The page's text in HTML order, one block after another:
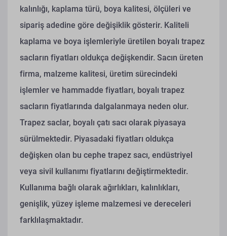
kalınlığı, kaplama türü, boya kalitesi, ölçüleri ve
sipariş adedine göre değişiklik gösterir. Kaliteli
kaplama ve boya işlemleriyle üretilen boyalı trapez
sacların fiyatları oldukça değişkendir. Sacın üreten
firma, malzeme kalitesi, üretim sürecindeki
işlemler ve hammadde fiyatları, boyalı trapez
sacların fiyatlarında dalgalanmaya neden olur.
Trapez saclar, boyalı çatı sacı olarak piyasaya
sürülmektedir. Piyasadaki fiyatları oldukça
değişken olan bu cephe trapez sacı, endüstriyel
veya sivil kullanımı fiyatlarını değiştirmektedir.
Kullanıma bağlı olarak ağırlıkları, kalınlıkları,
genişlik, yüzey işleme malzemesi ve dereceleri
farklılaşmaktadır.